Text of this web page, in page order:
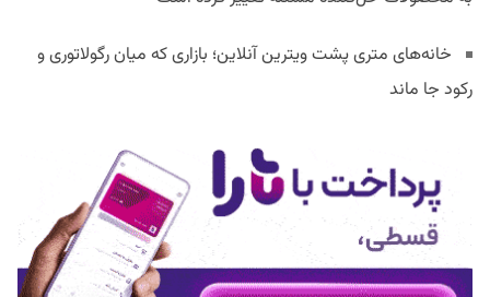
خانه‌های متری پشت ویترین آنلاین؛ بازاری که میان رگولاتوری و
رکود جا ماند